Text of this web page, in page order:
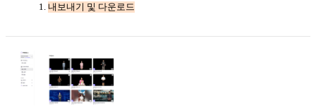
내보내기 및 다운로드